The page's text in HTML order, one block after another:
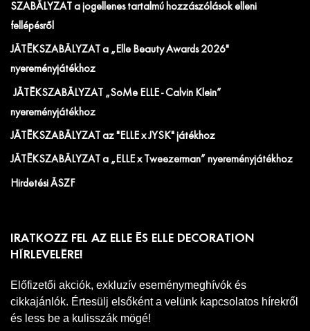
SZABÁLYZAT a jogellenes tartalmú hozzászólások elleni
fellépésről
JÁTÉKSZABÁLYZAT a „Elle Beauty Awards 2026"
nyereményjátékhoz
JÁTÉKSZABÁLYZAT „SoMe ELLE - Calvin Klein”
nyereményjátékhoz
JÁTÉKSZABÁLYZAT az "ELLE x JYSK" játékhoz
JÁTÉKSZABÁLYZAT a „ELLE x Tweezerman” nyereményjátékhoz
Hirdetési ÁSZF
IRATKOZZ FEL AZ ELLE ÉS ELLE DECORATION
HÍRLEVELÉRE!
Előfizetői akciók, exkluzív eseménymeghívók és
cikkajánlók. Értesülj elsőként a velünk kapcsolatos hírekről
és less be a kulisszák mögé!